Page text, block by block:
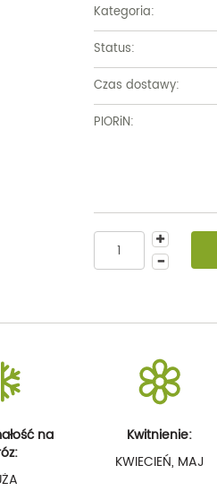
Kategoria:
Status:
Czas dostawy:
PIORiN:
na
Kwitnienie:
KWIECIEŃ, MAJ